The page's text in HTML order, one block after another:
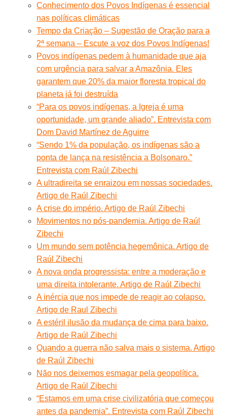
Conhecimento dos Povos Indígenas é essencial
nas políticas climáticas
Tempo da Criação – Sugestão de Oração para a
2ª semana – Escute a voz dos Povos Indígenas!
Povos indígenas pedem à humanidade que aja
com urgência para salvar a Amazônia. Eles
garantem que 20% da maior floresta tropical do
planeta já foi destruída
“Para os povos indígenas, a Igreja é uma
oportunidade, um grande aliado”. Entrevista com
Dom David Martínez de Aguirre
“Sendo 1% da população, os indígenas são a
ponta de lança na resistência a Bolsonaro.”
Entrevista com Raúl Zibechi
A ultradireita se enraizou em nossas sociedades.
Artigo de Raúl Zibechi
A crise do império. Artigo de Raúl Zibechi
Movimentos no pós-pandemia. Artigo de Raúl
Zibechi
Um mundo sem potência hegemônica. Artigo de
Raúl Zibechi
A nova onda progressista: entre a moderação e
uma direita intolerante. Artigo de Raúl Zibechi
A inércia que nos impede de reagir ao colapso.
Artigo de Raul Zibechi
A estéril ilusão da mudança de cima para baixo.
Artigo de Raúl Zibechi
Quando a guerra não salva mais o sistema. Artigo
de Raúl Zibechi
Não nos deixemos esmagar pela geopolítica.
Artigo de Raúl Zibechi
“Estamos em uma crise civilizatória que começou
antes da pandemia”. Entrevista com Raúl Zibechi